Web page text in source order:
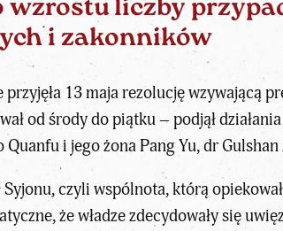
wzrostu liczby
i zakonników
13 maja rezolucję wzywającą
od środy do piątku – podjął
i jego żona Pang Yu, dr
Syjonu, czyli wspólnota, którą
że władze zdecydowały się